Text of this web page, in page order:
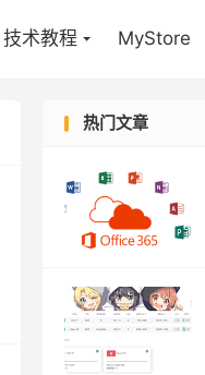
技术教程 MyStore
热门文章